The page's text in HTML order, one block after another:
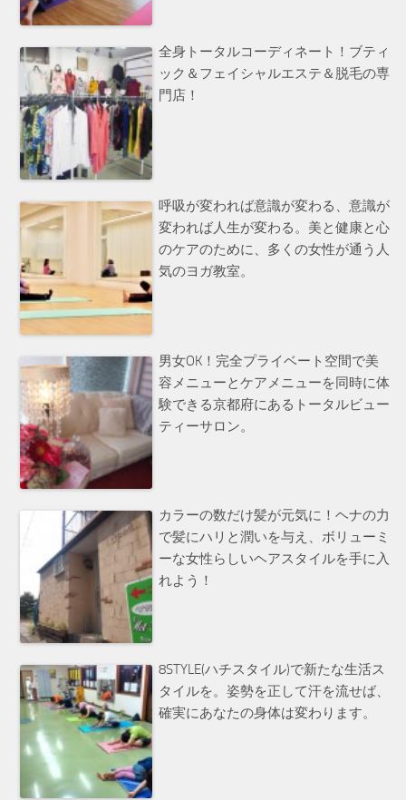
全身トータルコーディネート！ブティ
ック＆フェイシャルエステ＆脱毛の専
門店！
呼吸が変われば意識が変わる、意識が
変われば人生が変わる。美と健康と心
のケアのために、多くの女性が通う人
気のヨガ教室。
男女OK！完全プライベート空間で美
容メニューとケアメニューを同時に体
験できる京都府にあるトータルビュー
ティーサロン。
カラーの数だけ髪が元気に！ヘナの力
で髪にハリと潤いを与え、ボリューミ
ーな女性らしいヘアスタイルを手に入
れよう！
8STYLE(ハチスタイル)で新たな生活ス
タイルを。姿勢を正して汗を流せば、
確実にあなたの身体は変わります。